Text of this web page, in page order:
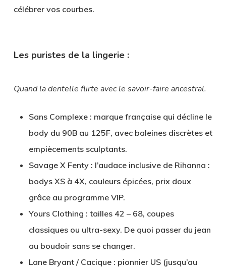
célébrer vos courbes.
Les puristes de la lingerie :
Quand la dentelle flirte avec le savoir-faire ancestral.
Sans Complexe: marque française qui décline le
body du 90B au 125F, avec baleines discrètes et
empiècements sculptants.
Savage X Fenty: l’audace inclusive de Rihanna :
bodys XS à 4X, couleurs épicées, prix doux
grâce au programme VIP.
Yours Clothing : tailles 42 – 68, coupes
classiques ou ultra-sexy. De quoi passer du jean
au boudoir sans se changer.
Lane Bryant / Cacique: pionnier US (jusqu’au